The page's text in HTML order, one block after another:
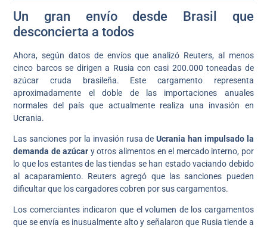
Un gran envío desde Brasil que
desconcierta a todos
Ahora, según datos de envíos que analizó Reuters, al menos
cinco barcos se dirigen a Rusia con casi 200.000 toneadas de
azúcar cruda brasileña. Este cargamento representa
aproximadamente el doble de las importaciones anuales
normales del país que actualmente realiza una invasión en
Ucrania.
Las sanciones por la invasión rusa de Ucrania han impulsado la
demanda de azúcar y otros alimentos en el mercado interno, por
lo que los estantes de las tiendas se han estado vaciando debido
al acaparamiento. Reuters agregó que las sanciones pueden
dificultar que los cargadores cobren por sus cargamentos.
Los comerciantes indicaron que el volumen de los cargamentos
que se envía es inusualmente alto y señalaron que Rusia tiende a